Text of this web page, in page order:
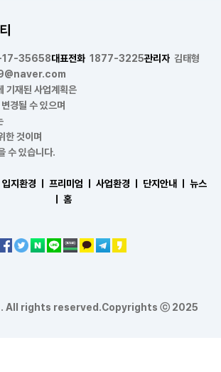
35658대표전화 1877-3225관리자 김태형
기재된 사업계획은
경될 수 있으며
한 것이며
수 있습니다.
입지환경 ㅣ 프리미엄 ㅣ 사업환경 ㅣ 단지안내 ㅣ
뉴스
홈
티 . All rights reserved.Copyrights ⓒ 2025